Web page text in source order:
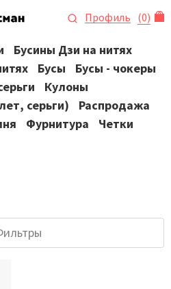
Профиль (0)
Бусины Дзи на нитях
Бусы
Бусы - чокеры
Кулоны
серьги)
Распродажа
Фурнитура Четки